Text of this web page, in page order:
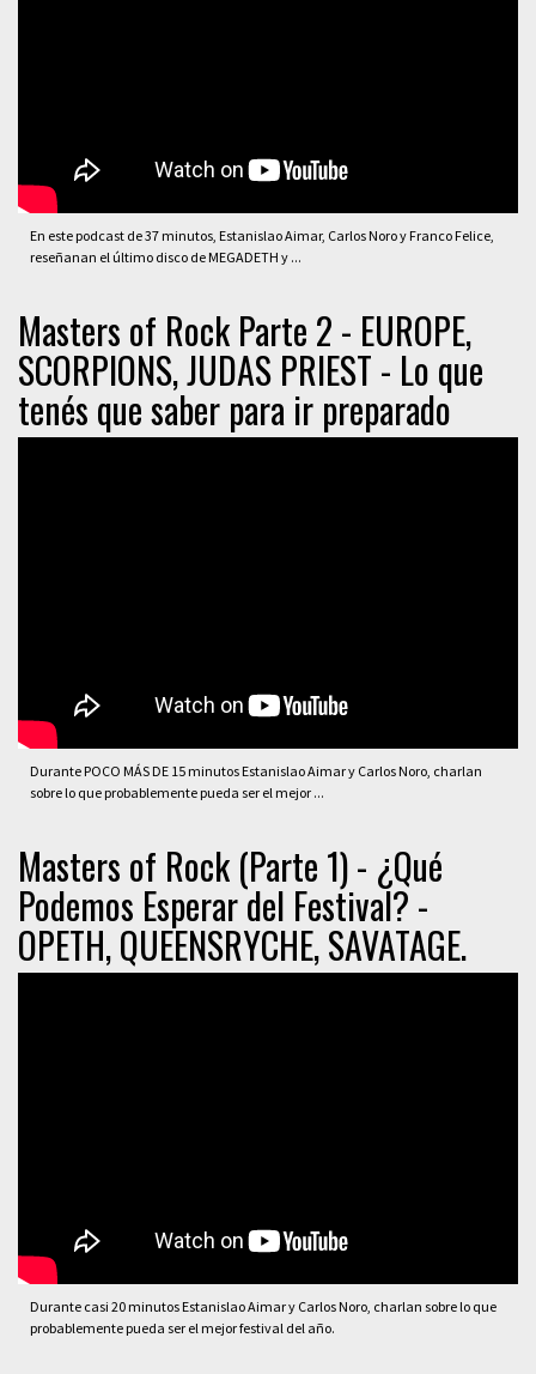
En este podcast de 37 minutos, Estanislao Aimar, Carlos Noro y Franco Felice,
reseñanan el último disco de MEGADETH y ...
Masters of Rock Parte 2 - EUROPE,
SCORPIONS, JUDAS PRIEST - Lo que
tenés que saber para ir preparado
Durante POCO MÁS DE 15 minutos Estanislao Aimar y Carlos Noro, charlan
sobre lo que probablemente pueda ser el mejor ...
Masters of Rock (Parte 1) - ¿Qué
Podemos Esperar del Festival? -
OPETH, QUEENSRYCHE, SAVATAGE.
Durante casi 20 minutos Estanislao Aimar y Carlos Noro, charlan sobre lo que
probablemente pueda ser el mejor festival del año.